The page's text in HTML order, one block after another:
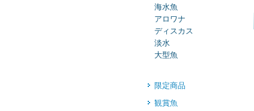
海水魚
アロワナ
ディスカス
淡水
大型魚
限定商品
観賞魚